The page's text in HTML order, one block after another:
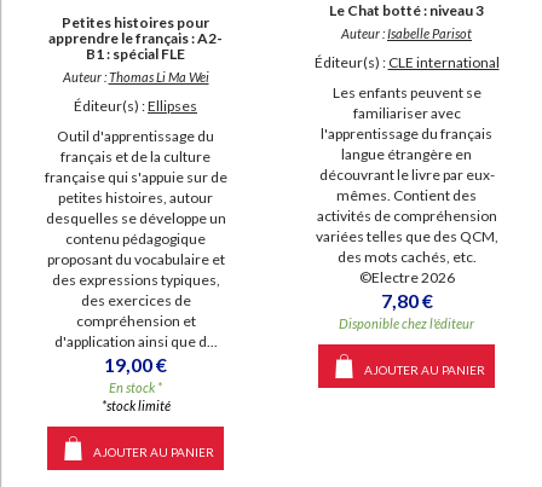
Petites histoires pour
apprendre le français : A2-
B1 : spécial FLE
Auteur :Thomas Li Ma Wei
Éditeur(s) :Ellipses
Outil d'apprentissage du
français et de la culture
française qui s'appuie sur de
petites histoires, autour
desquelles se développe un
contenu pédagogique
proposant du vocabulaire et
des expressions typiques,
des exercices de
compréhension et
d'application ainsi que d...
19,00 €
En stock *
*stock limité
AJOUTER AU PANIER
Le Chat botté : niveau 3
Auteur :Isabelle Parisot
Éditeur(s) : CLE international
Les enfants peuvent se
familiariser avec
l'apprentissage du français
langue étrangère en
découvrant le livre par eux-
mêmes. Contient des
activités de compréhension
variées telles que des QCM,
des mots cachés, etc.
©Electre 2026
7,80 €
Disponible chez l'éditeur
AJOUTER AU PANIER